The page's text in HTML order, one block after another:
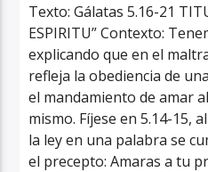
Texto: Gálatas 5.16-21
ESPIRITU” Contexto:
explicando que en el
refleja la obediencia de
el mandamiento de amar
mismo. Fíjese en 5.14-15,
la ley en una palabra se
el precepto: Amaras a tu